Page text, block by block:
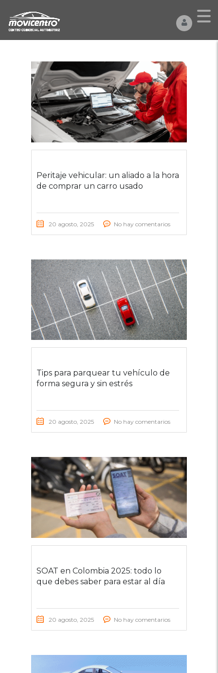
Peritaje vehicular: un aliado a la hora
de comprar un carro usado
20 agosto, 2025 No hay comentarios
Tips para parquear tu vehículo de
forma segura y sin estrés
20 agosto, 2025 No hay comentarios
SOAT en Colombia 2025: todo lo
que debes saber para estar al día
20 agosto, 2025 No hay comentarios